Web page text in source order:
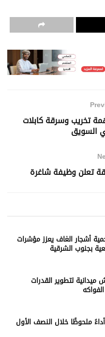
بتهمة تخريب وسرقة كابلات
السويق
تعلن وظيفة شاغرة
أشجار الغاف يعزز مؤشرات
بجنوب الشرقية
لتطوير القدرات
ملحوظًا خلال النصف الأول